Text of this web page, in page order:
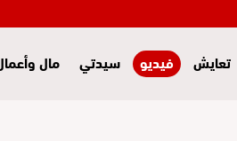
تعايش فيديو سيدتي مال